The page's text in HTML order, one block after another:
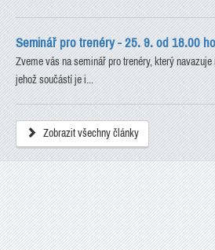
Seminář pro trenéry - 25. 9. od 18.00
Zveme vás na seminář pro trenéry, který
jehož součástí je i...
Zobrazit všechny články